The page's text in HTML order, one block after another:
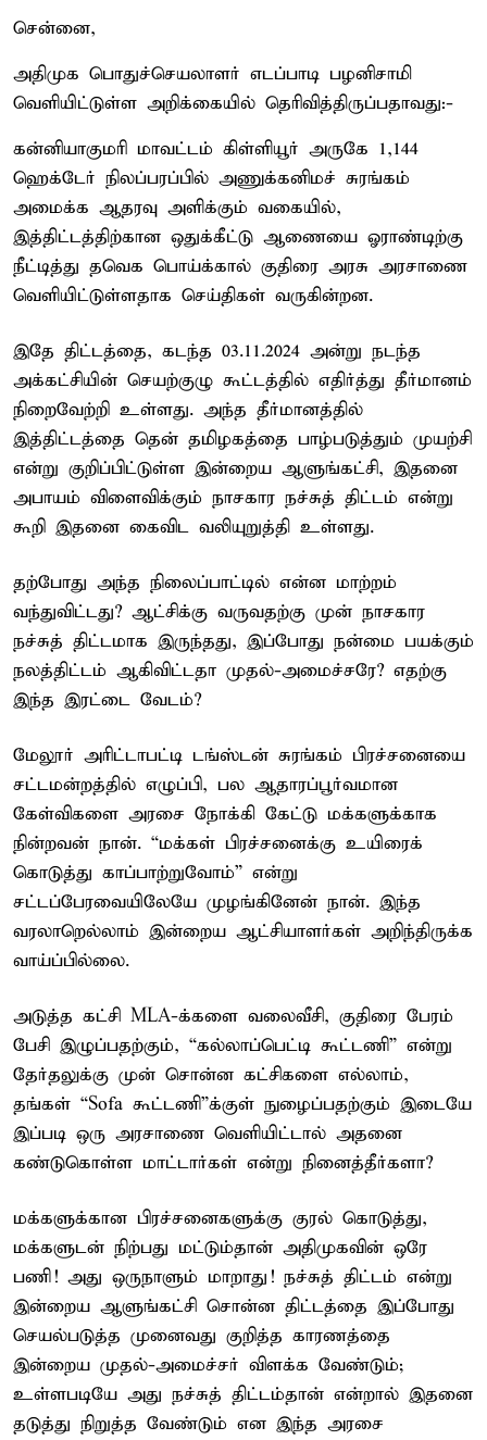
சென்னை,
அதிமுக பொதுச்செயலாளர் எடப்பாடி பழனிசாமி
வெளியிட்டுள்ள அறிக்கையில் தெரிவித்திருப்பதாவது:-
கன்னியாகுமரி மாவட்டம் கிள்ளியூர் அருகே 1,144
ஹெக்டேர் நிலப்பரப்பில் அணுக்கனிமச் சுரங்கம்
அமைக்க ஆதரவு அளிக்கும் வகையில்,
இத்திட்டத்திற்கான ஒதுக்கீட்டு ஆணையை ஓராண்டிற்கு
நீட்டித்து தவெக பொய்க்கால் குதிரை அரசு அரசாணை
வெளியிட்டுள்ளதாக செய்திகள் வருகின்றன.
இதே திட்டத்தை, கடந்த 03.11.2024 அன்று நடந்த
அக்கட்சியின் செயற்குழு கூட்டத்தில் எதிர்த்து தீர்மானம்
நிறைவேற்றி உள்ளது. அந்த தீர்மானத்தில்
இத்திட்டத்தை தென் தமிழகத்தை பாழ்படுத்தும் முயற்சி
என்று குறிப்பிட்டுள்ள இன்றைய ஆளுங்கட்சி, இதனை
அபாயம் விளைவிக்கும் நாசகார நச்சுத் திட்டம் என்று
கூறி இதனை கைவிட வலியுறுத்தி உள்ளது.
தற்போது அந்த நிலைப்பாட்டில் என்ன மாற்றம்
வந்துவிட்டது? ஆட்சிக்கு வருவதற்கு முன் நாசகார
நச்சுத் திட்டமாக இருந்தது, இப்போது நன்மை பயக்கும்
நலத்திட்டம் ஆகிவிட்டதா முதல்-அமைச்சரே? எதற்கு
இந்த இரட்டை வேடம்?
மேலூர் அரிட்டாபட்டி டங்ஸ்டன் சுரங்கம் பிரச்சனையை
சட்டமன்றத்தில் எழுப்பி, பல ஆதாரப்பூர்வமான
கேள்விகளை அரசை நோக்கி கேட்டு மக்களுக்காக
நின்றவன் நான். “மக்கள் பிரச்சனைக்கு உயிரைக்
கொடுத்து காப்பாற்றுவோம்” என்று
சட்டப்பேரவையிலேயே முழங்கினேன் நான். இந்த
வரலாறெல்லாம் இன்றைய ஆட்சியாளர்கள் அறிந்திருக்க
வாய்ப்பில்லை.
அடுத்த கட்சி MLA-க்களை வலைவீசி, குதிரை பேரம்
பேசி இழுப்பதற்கும், “கல்லாப்பெட்டி கூட்டணி” என்று
தேர்தலுக்கு முன் சொன்ன கட்சிகளை எல்லாம்,
தங்கள் “Sofa கூட்டணி”க்குள் நுழைப்பதற்கும் இடையே
இப்படி ஒரு அரசாணை வெளியிட்டால் அதனை
கண்டுகொள்ள மாட்டார்கள் என்று நினைத்தீர்களா?
மக்களுக்கான பிரச்சனைகளுக்கு குரல் கொடுத்து,
மக்களுடன் நிற்பது மட்டும்தான் அதிமுகவின் ஒரே
பணி! அது ஒருநாளும் மாறாது! நச்சுத் திட்டம் என்று
இன்றைய ஆளுங்கட்சி சொன்ன திட்டத்தை இப்போது
செயல்படுத்த முனைவது குறித்த காரணத்தை
இன்றைய முதல்-அமைச்சர் விளக்க வேண்டும்;
உள்ளபடியே அது நச்சுத் திட்டம்தான் என்றால் இதனை
தடுத்து நிறுத்த வேண்டும் என இந்த அரசை